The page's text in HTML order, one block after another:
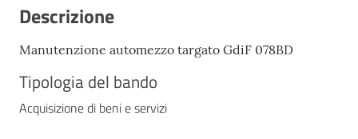
Descrizione
Manutenzione automezzo targato GdiF 078BD
Tipologia del bando
Acquisizione di beni e servizi